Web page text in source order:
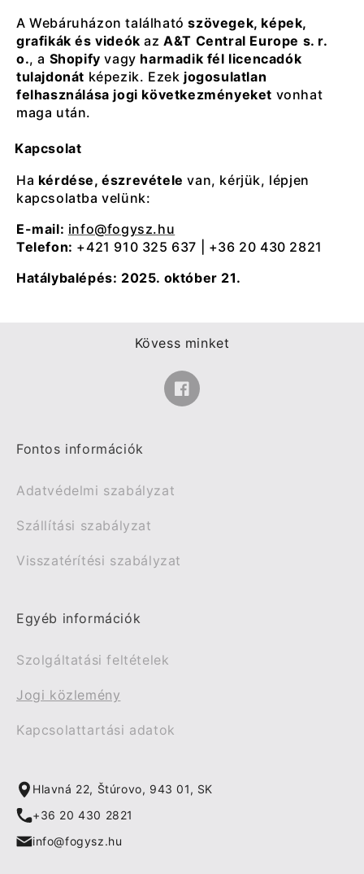
A Webáruházon találhatószövegek, képek,
grafikák és videók azA&T Central Europe s. r.
o., a Shopify vagy harmadik fél licencadók
tulajdonát képezik. Ezek jogosulatlan
felhasználása jogi következményeket vonhat
maga után.
Kapcsolat
Ha kérdése, észrevétele van, kérjük, lépjen
kapcsolatba velünk:
E-mail: info@fogysz.hu
Telefon: +421 910 325 637 | +36 20 430 2821
Hatálybalépés: 2025. október 21.
Kövess minket
Facebook
Fontos információk
Adatvédelmi szabályzat
Szállítási szabályzat
Visszatérítési szabályzat
Egyéb információk
Szolgáltatási feltételek
Jogi közlemény
Kapcsolattartási adatok
Hlavná 22, Štúrovo, 943 01, SK
+36 20 430 2821
info@fogysz.hu